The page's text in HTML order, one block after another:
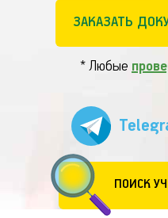
ЗАКАЗАТЬ
* Любые
ПОИСК